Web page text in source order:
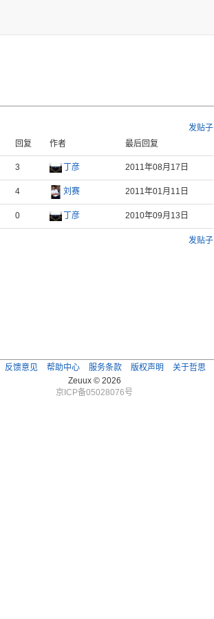
发贴子
回复 作者 最后回复
3 丁彦 2011年08月17日
4 刘赛 2011年01月11日
0 丁彦 2010年09月13日
发贴子
反馈意见 帮助中心 服务条款 版权声明
关于哲思
Zeuux © 2026
京ICP备05028076号